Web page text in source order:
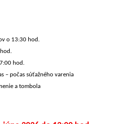
o 13:30 hod.
hod.
– počas súťažného varenia
a tombola